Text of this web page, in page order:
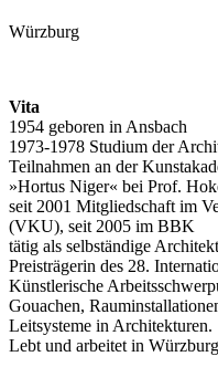
Würzburg
Vita
1954 geboren in Ansbach
1973-1978 Studium der
Teilnahmen an der
»Hortus Niger« bei Prof.
seit 2001 Mitgliedschaft im
(VKU), seit 2005 im BBK
tätig als selbständige
Preisträgerin des 28.
Künstlerische
Gouachen,
Leitsysteme in Architekturen.
Lebt und arbeitet in